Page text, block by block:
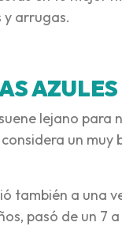
y arrugas.
AZULES
lejano para
un muy
también a una
pasó de un 7